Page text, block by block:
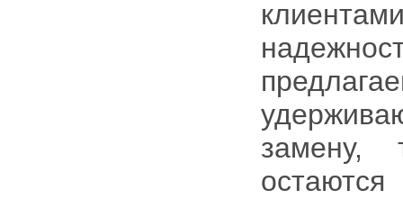
замену,